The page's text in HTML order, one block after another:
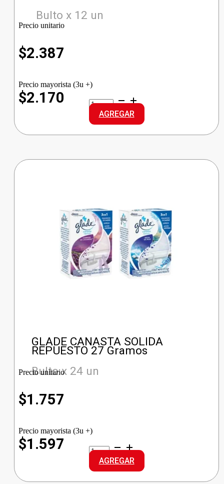
Bulto x 12 un
Precio unitario
$2.387
Precio mayorista (3u +)
$2.170
LYSOFORM
DESINF.
BEBE
cantidad
AGREGAR
GLADE CANASTA SOLIDA
REPUESTO 27 Gramos
Bulto x 24 un
Precio unitario
$1.757
Precio mayorista (3u +)
$1.597
GLADE
CANASTA
SOLIDA
REPUESTO
cantidad
AGREGAR